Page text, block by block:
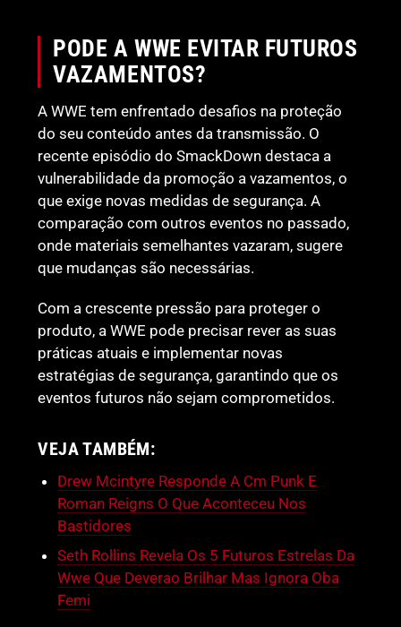
PODE A WWE EVITAR FUTUROS
VAZAMENTOS?
A WWE tem enfrentado desafios na proteção
do seu conteúdo antes da transmissão. O
recente episódio do SmackDown destaca a
vulnerabilidade da promoção a vazamentos, o
que exige novas medidas de segurança. A
comparação com outros eventos no passado,
onde materiais semelhantes vazaram, sugere
que mudanças são necessárias.
Com a crescente pressão para proteger o
produto, a WWE pode precisar rever as suas
práticas atuais e implementar novas
estratégias de segurança, garantindo que os
eventos futuros não sejam comprometidos.
VEJA TAMBÉM:
Drew Mcintyre Responde A Cm Punk E
Roman Reigns O Que Aconteceu Nos
Bastidores
Seth Rollins Revela Os 5 Futuros Estrelas Da
Wwe Que Deverao Brilhar Mas Ignora Oba
Femi